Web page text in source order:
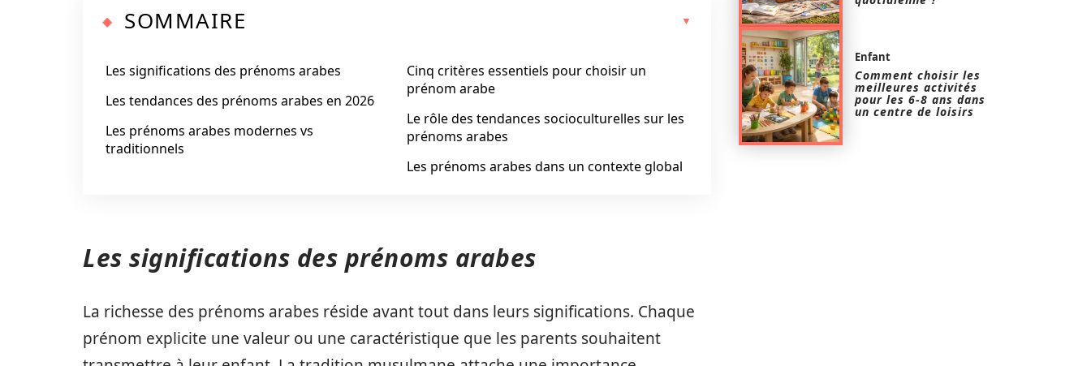
SOMMAIRE
Les significations des prénoms arabes
Les tendances des prénoms arabes en 2026
Les prénoms arabes modernes vs
traditionnels
Cinq critères essentiels pour choisir un
prénom arabe
Le rôle des tendances socioculturelles sur les
prénoms arabes
Les prénoms arabes dans un contexte global
Les significations des prénoms arabes
La richesse des prénoms arabes réside avant tout dans leurs significations. Chaque
prénom explicite une valeur ou une caractéristique que les parents souhaitent
Enfant
Comment choisir les
meilleures activités
pour les 6-8 ans dans
un centre de loisirs